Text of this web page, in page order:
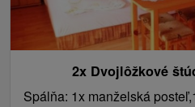
2x Dvojlôžkové
Spálňa: 1x manželská